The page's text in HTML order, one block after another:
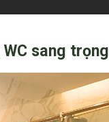
sang trọng